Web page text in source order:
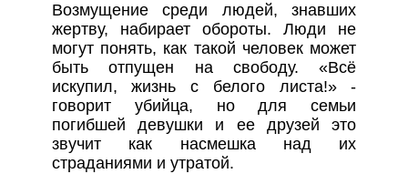
Возмущение среди людей, знавших
жертву, набирает обороты. Люди не
могут понять, как такой человек может
быть отпущен на свободу. «Всё
искупил, жизнь с белого листа!» -
говорит убийца, но для семьи
погибшей девушки и ее друзей это
звучит как насмешка над их
страданиями и утратой.